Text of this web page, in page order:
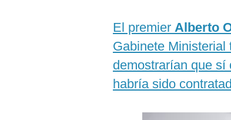
El premier Alberto
Gabinete
demostrarían que sí
habría sido